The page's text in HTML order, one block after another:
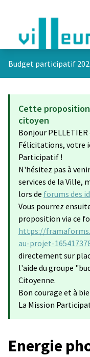
Budget participatif
Cette
citoyen
Bonjour
Félicitations, votre
Participatif !
N'hésitez pas à
services de la Ville,
lors de forums des
Vous pourrez
proposition via ce
https://
au-projet-
directement sur
l'aide du groupe
Citoyenne.
Bon courage et à
La Mission
Energie